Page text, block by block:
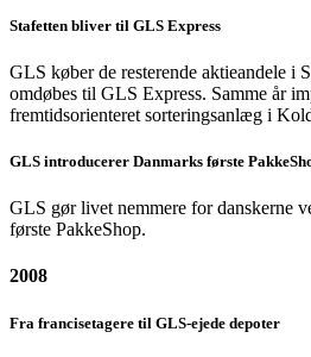
Stafetten bliver til GLS Express
GLS køber de resterende aktieandele i
omdøbes til GLS Express. Samme år
fremtidsorienteret sorteringsanlæg i
GLS introducerer Danmarks første
GLS gør livet nemmere for danskerne
første PakkeShop.
2008
Fra francisetagere til GLS-ejede depoter